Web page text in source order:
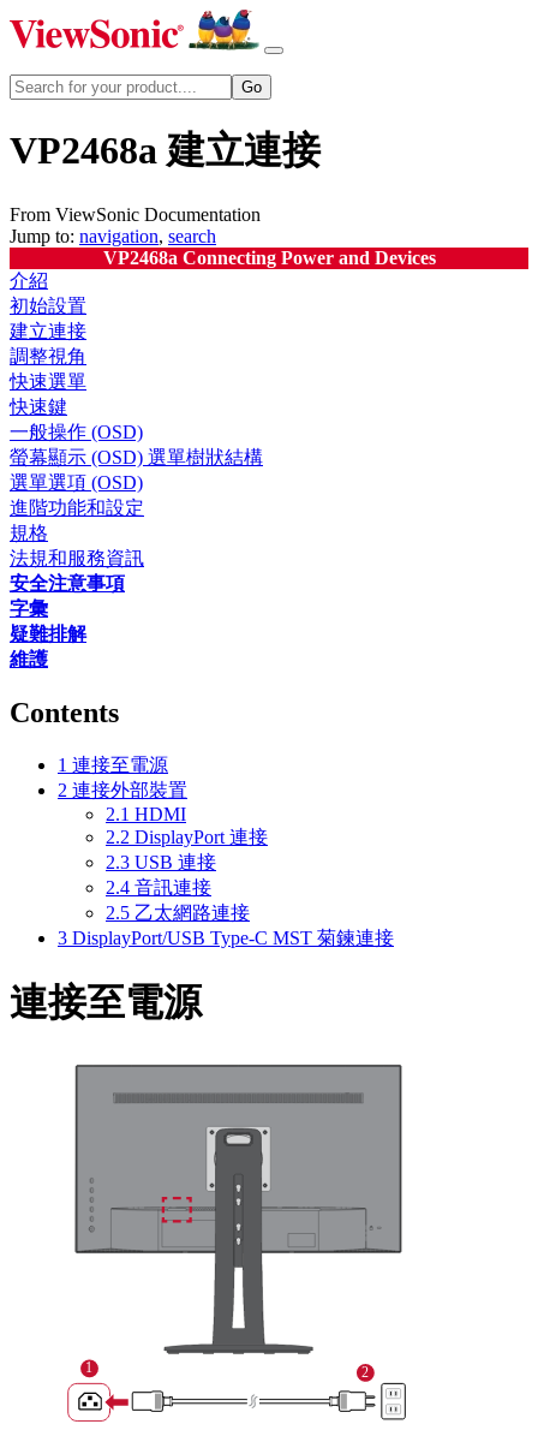
VP2468a 建立連接
From ViewSonic Documentation
Jump to: navigation, search
VP2468a Connecting Power and Devices
介紹
初始設置
建立連接
調整視角
快速選單
快速鍵
一般操作 (OSD)
螢幕顯示 (OSD) 選單樹狀結構
選單選項 (OSD)
進階功能和設定
規格
法規和服務資訊
安全注意事項
字彙
疑難排解
維護
Contents
1 連接至電源
2 連接外部裝置
2.1 HDMI
2.2 DisplayPort 連接
2.3 USB 連接
2.4 音訊連接
2.5 乙太網路連接
3 DisplayPort/USB Type-C MST 菊鍊連接
連接至電源